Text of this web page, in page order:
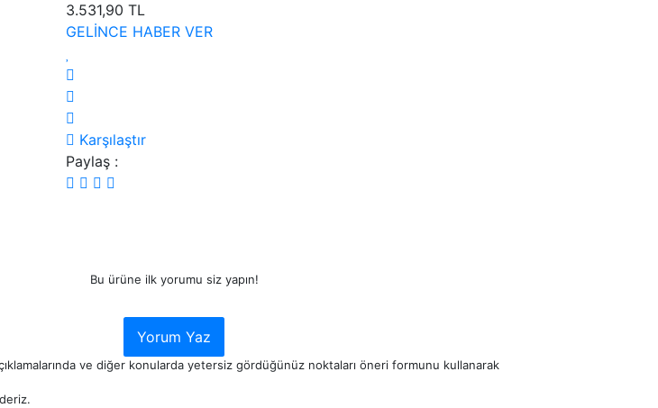
3.531,90 TL
GELİNCE HABER VER
Karşılaştır
Paylaş :
Bu ürüne ilk yorumu siz yapın!
Yorum Yaz
ve diğer konularda yetersiz gördüğünüz noktaları öneri formunu kullanarak